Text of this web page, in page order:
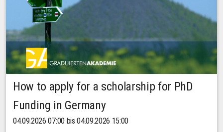
How to apply for a scholarship for PhD
Funding in Germany
04.09.2026 07:00 bis 04.09.2026 15:00